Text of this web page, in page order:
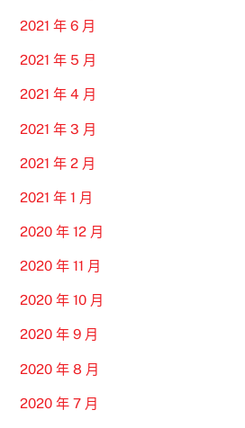
2021 年 6 月
2021 年 5 月
2021 年 4 月
2021 年 3 月
2021 年 2 月
2021 年 1 月
2020 年 12 月
2020 年 11 月
2020 年 10 月
2020 年 9 月
2020 年 8 月
2020 年 7 月